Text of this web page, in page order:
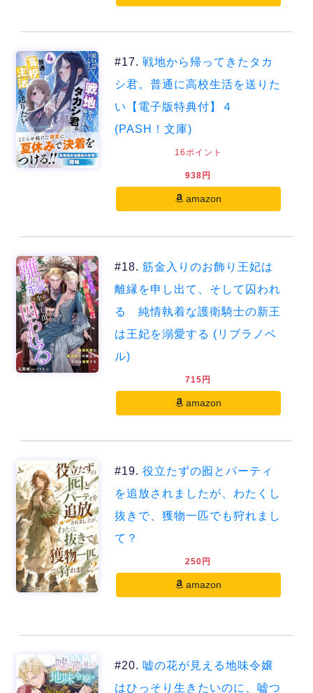
#17.戦地から帰ってきたタカ
シ君。普通に高校生活を送りた
い【電子版特典付】４
(PASH！文庫)
16ポイント
938円
amazon
#18.筋金入りのお飾り王妃は
離縁を申し出て、そして囚われ
る 純情執着な護衛騎士の新王
は王妃を溺愛する (リブラノベ
ル)
715円
amazon
#19.役立たずの囮とパーティ
を追放されましたが、わたくし
抜きで、獲物一匹でも狩れまし
て？
250円
amazon
#20. 嘘の花が見える地味令嬢
はひっそり生きたいのに、嘘つ